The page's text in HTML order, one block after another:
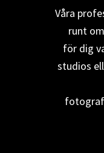
Våra
runt
för dig
studios